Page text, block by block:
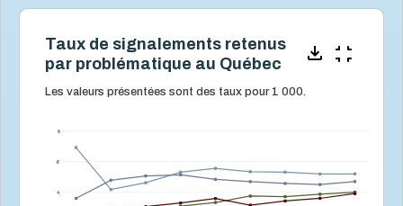
Taux de signalements retenus
par problématique au Québec
Les valeurs présentées sont des taux pour 1 000.
4
6
8